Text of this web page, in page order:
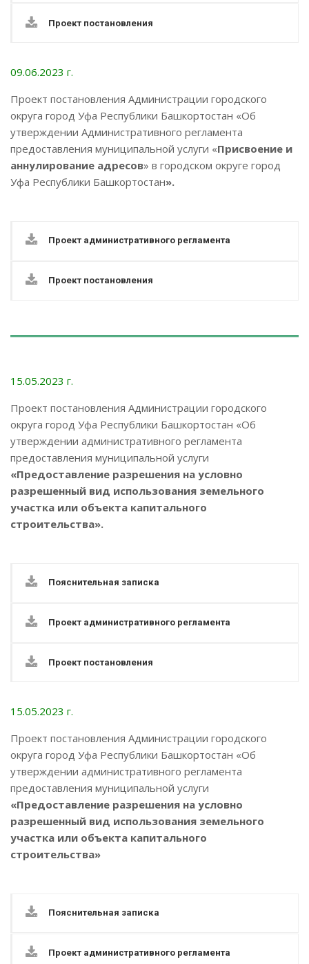
Проект постановления
09.06.2023 г.
Проект постановления Администрации городского
округа город Уфа Республики Башкортостан «Об
утверждении Административного регламента
предоставления муниципальной услуги «Присвоение и
аннулирование адресов» в городском округе город
Уфа Республики Башкортостан».
Проект административного регламента
Проект постановления
15.05.2023 г.
Проект постановления Администрации городского
округа город Уфа Республики Башкортостан «Об
утверждении административного регламента
предоставления муниципальной услуги
«Предоставление разрешения на условно
разрешенный вид использования земельного
участка или объекта капитального
строительства».
Пояснительная записка
Проект административного регламента
Проект постановления
15.05.2023 г.
Проект постановления Администрации городского
округа город Уфа Республики Башкортостан «Об
утверждении административного регламента
предоставления муниципальной услуги
«Предоставление разрешения на условно
разрешенный вид использования земельного
участка или объекта капитального
строительства»
Пояснительная записка
Проект административного регламента